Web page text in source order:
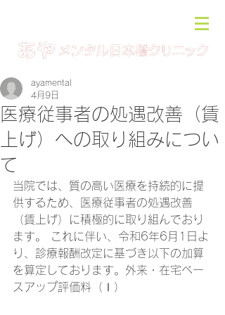
医療従事者の処遇改善（賃
上げ）への取り組みについ
て
ayamental
4月9日
当院では、質の高い医療を持続的に提
供するため、医療従事者の処遇改善
（賃上げ）に積極的に取り組んでおり
ます。 これに伴い、令和6年6月1日よ
り、診療報酬改定に基づき以下の加算
を算定しております。外来・在宅ベー
スアップ評価料（Ⅰ）